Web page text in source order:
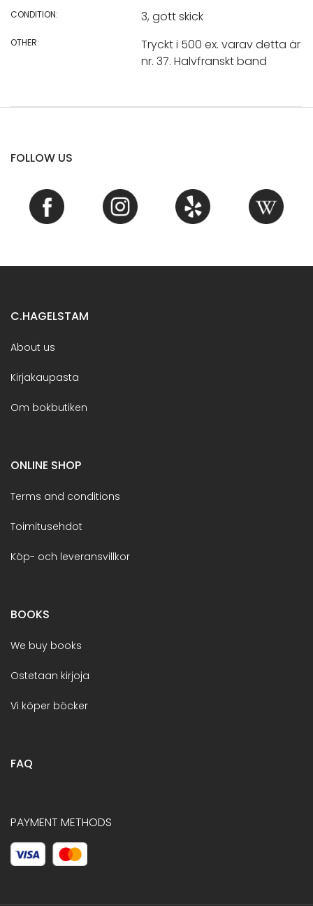
CONDITION: 3, gott skick
OTHER:
Tryckt i 500 ex. varav detta är
nr. 37. Halvfranskt band
FOLLOW US
C.HAGELSTAM
About us
Kirjakaupasta
Om bokbutiken
ONLINE SHOP
Terms and conditions
Toimitusehdot
Köp- och leveransvillkor
BOOKS
We buy books
Ostetaan kirjoja
Vi köper böcker
FAQ
PAYMENT METHODS